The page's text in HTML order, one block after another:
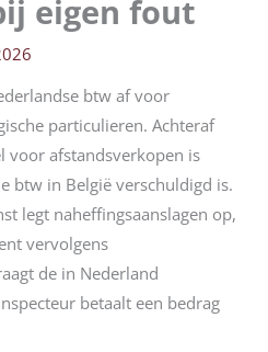
eigen fout
btw af voor
particulieren. Achteraf
voor afstandsverkopen is
btw in België verschuldigd is.
legt naheffingsaanslagen op,
vervolgens
de in Nederland
betaalt een bedrag